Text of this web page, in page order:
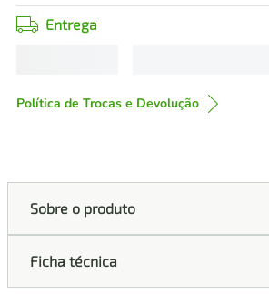
Entrega
Política de Trocas e Devolução
Sobre o produto
Ficha técnica